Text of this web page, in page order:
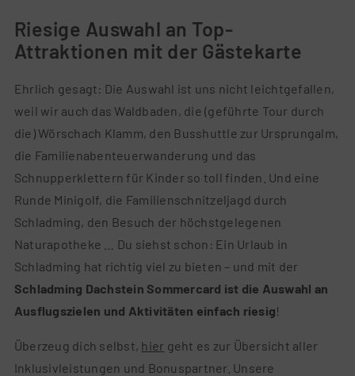
Riesige Auswahl an Top-
Attraktionen mit der Gästekarte
Ehrlich gesagt: Die Auswahl ist uns nicht leichtgefallen,
weil wir auch das Waldbaden, die (geführte Tour durch
die) Wörschach Klamm, den Busshuttle zur Ursprungalm,
die Familienabenteuerwanderung und das
Schnupperklettern für Kinder so toll finden. Und eine
Runde Minigolf, die Familienschnitzeljagd durch
Schladming, den Besuch der höchstgelegenen
Naturapotheke … Du siehst schon: Ein Urlaub in
Schladming hat richtig viel zu bieten – und mit der
Schladming Dachstein Sommercard ist die Auswahl an
Ausflugszielen und Aktivitäten einfach riesig!
Überzeug dich selbst, hier geht es zur Übersicht aller
Inklusivleistungen und Bonuspartner. Unsere